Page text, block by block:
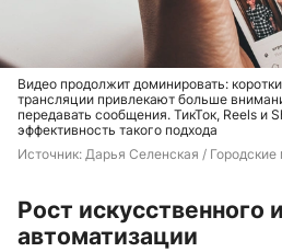
Видео продолжит доминировать:
трансляции привлекают больше
передавать сообщения. ТикТок, Reels и
эффективность такого подхода
Источник: Дарья Селенская / Городские
Рост искусственного
автоматизации